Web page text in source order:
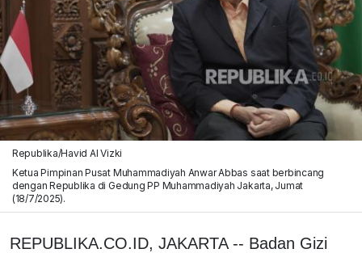
Republika/Havid Al Vizki
Ketua Pimpinan Pusat Muhammadiyah Anwar Abbas saat berbincang
dengan Republika di Gedung PP Muhammadiyah Jakarta, Jumat
(18/7/2025).
REPUBLIKA.CO.ID, JAKARTA -- Badan Gizi